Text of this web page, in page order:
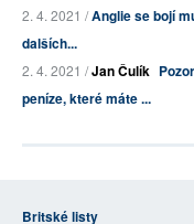
2. 4. 2021 /Anglie se bojí
dalších...
2. 4. 2021 /Jan Čulík
peníze, které máte ...
Britské listy